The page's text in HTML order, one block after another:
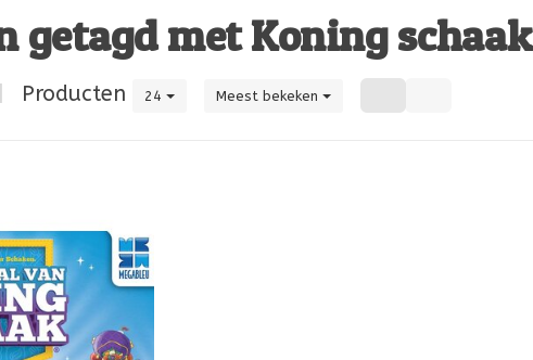
getagd met Koning schaak
Producten 24 Meest bekeken